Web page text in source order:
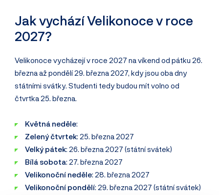
Jak vychází Velikonoce v roce
2027?
Velikonoce vycházejí v roce 2027 na víkend od pátku 26.
března až pondělí 29. března 2027, kdy jsou oba dny
státními svátky. Studenti tedy budou mít volno od
čtvrtka 25. března.
Květná neděle:
Zelený čtvrtek: 25. března 2027
Velký pátek: 26. března 2027 (státní svátek)
Bílá sobota: 27. března 2027
Velikonoční neděle: 28. března 2027
Velikonoční pondělí: 29. března 2027 (státní svátek)